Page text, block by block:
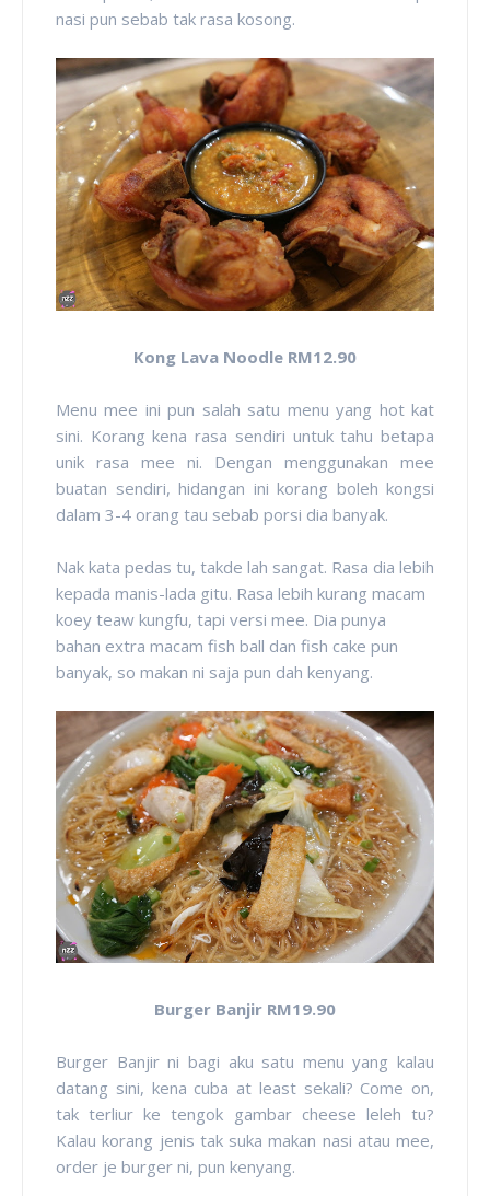
nasi pun sebab tak rasa kosong.
Kong Lava Noodle RM12.90
Menu mee ini pun salah satu menu yang hot kat
sini. Korang kena rasa sendiri untuk tahu betapa
unik rasa mee ni. Dengan menggunakan mee
buatan sendiri, hidangan ini korang boleh kongsi
dalam 3-4 orang tau sebab porsi dia banyak.
Nak kata pedas tu, takde lah sangat. Rasa dia lebih
kepada manis-lada gitu. Rasa lebih kurang macam
koey teaw kungfu, tapi versi mee. Dia punya
bahan extra macam fish ball dan fish cake pun
banyak, so makan ni saja pun dah kenyang.
Burger Banjir RM19.90
Burger Banjir ni bagi aku satu menu yang kalau
datang sini, kena cuba at least sekali? Come on,
tak terliur ke tengok gambar cheese leleh tu?
Kalau korang jenis tak suka makan nasi atau mee,
order je burger ni, pun kenyang.